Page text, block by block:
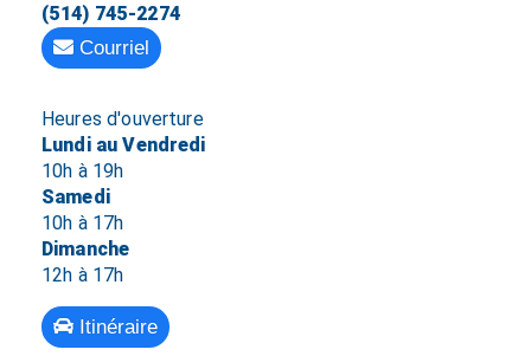
(514) 745-2274
Courriel
Heures d'ouverture
Lundi au Vendredi
10h à 19h
Samedi
10h à 17h
Dimanche
12h à 17h
Itinéraire